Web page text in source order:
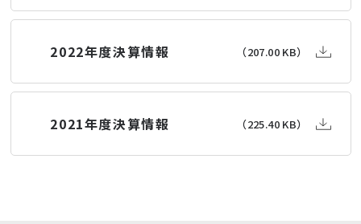
2022年度決算情報 （207.00 KB）
2021年度決算情報 （225.40 KB）